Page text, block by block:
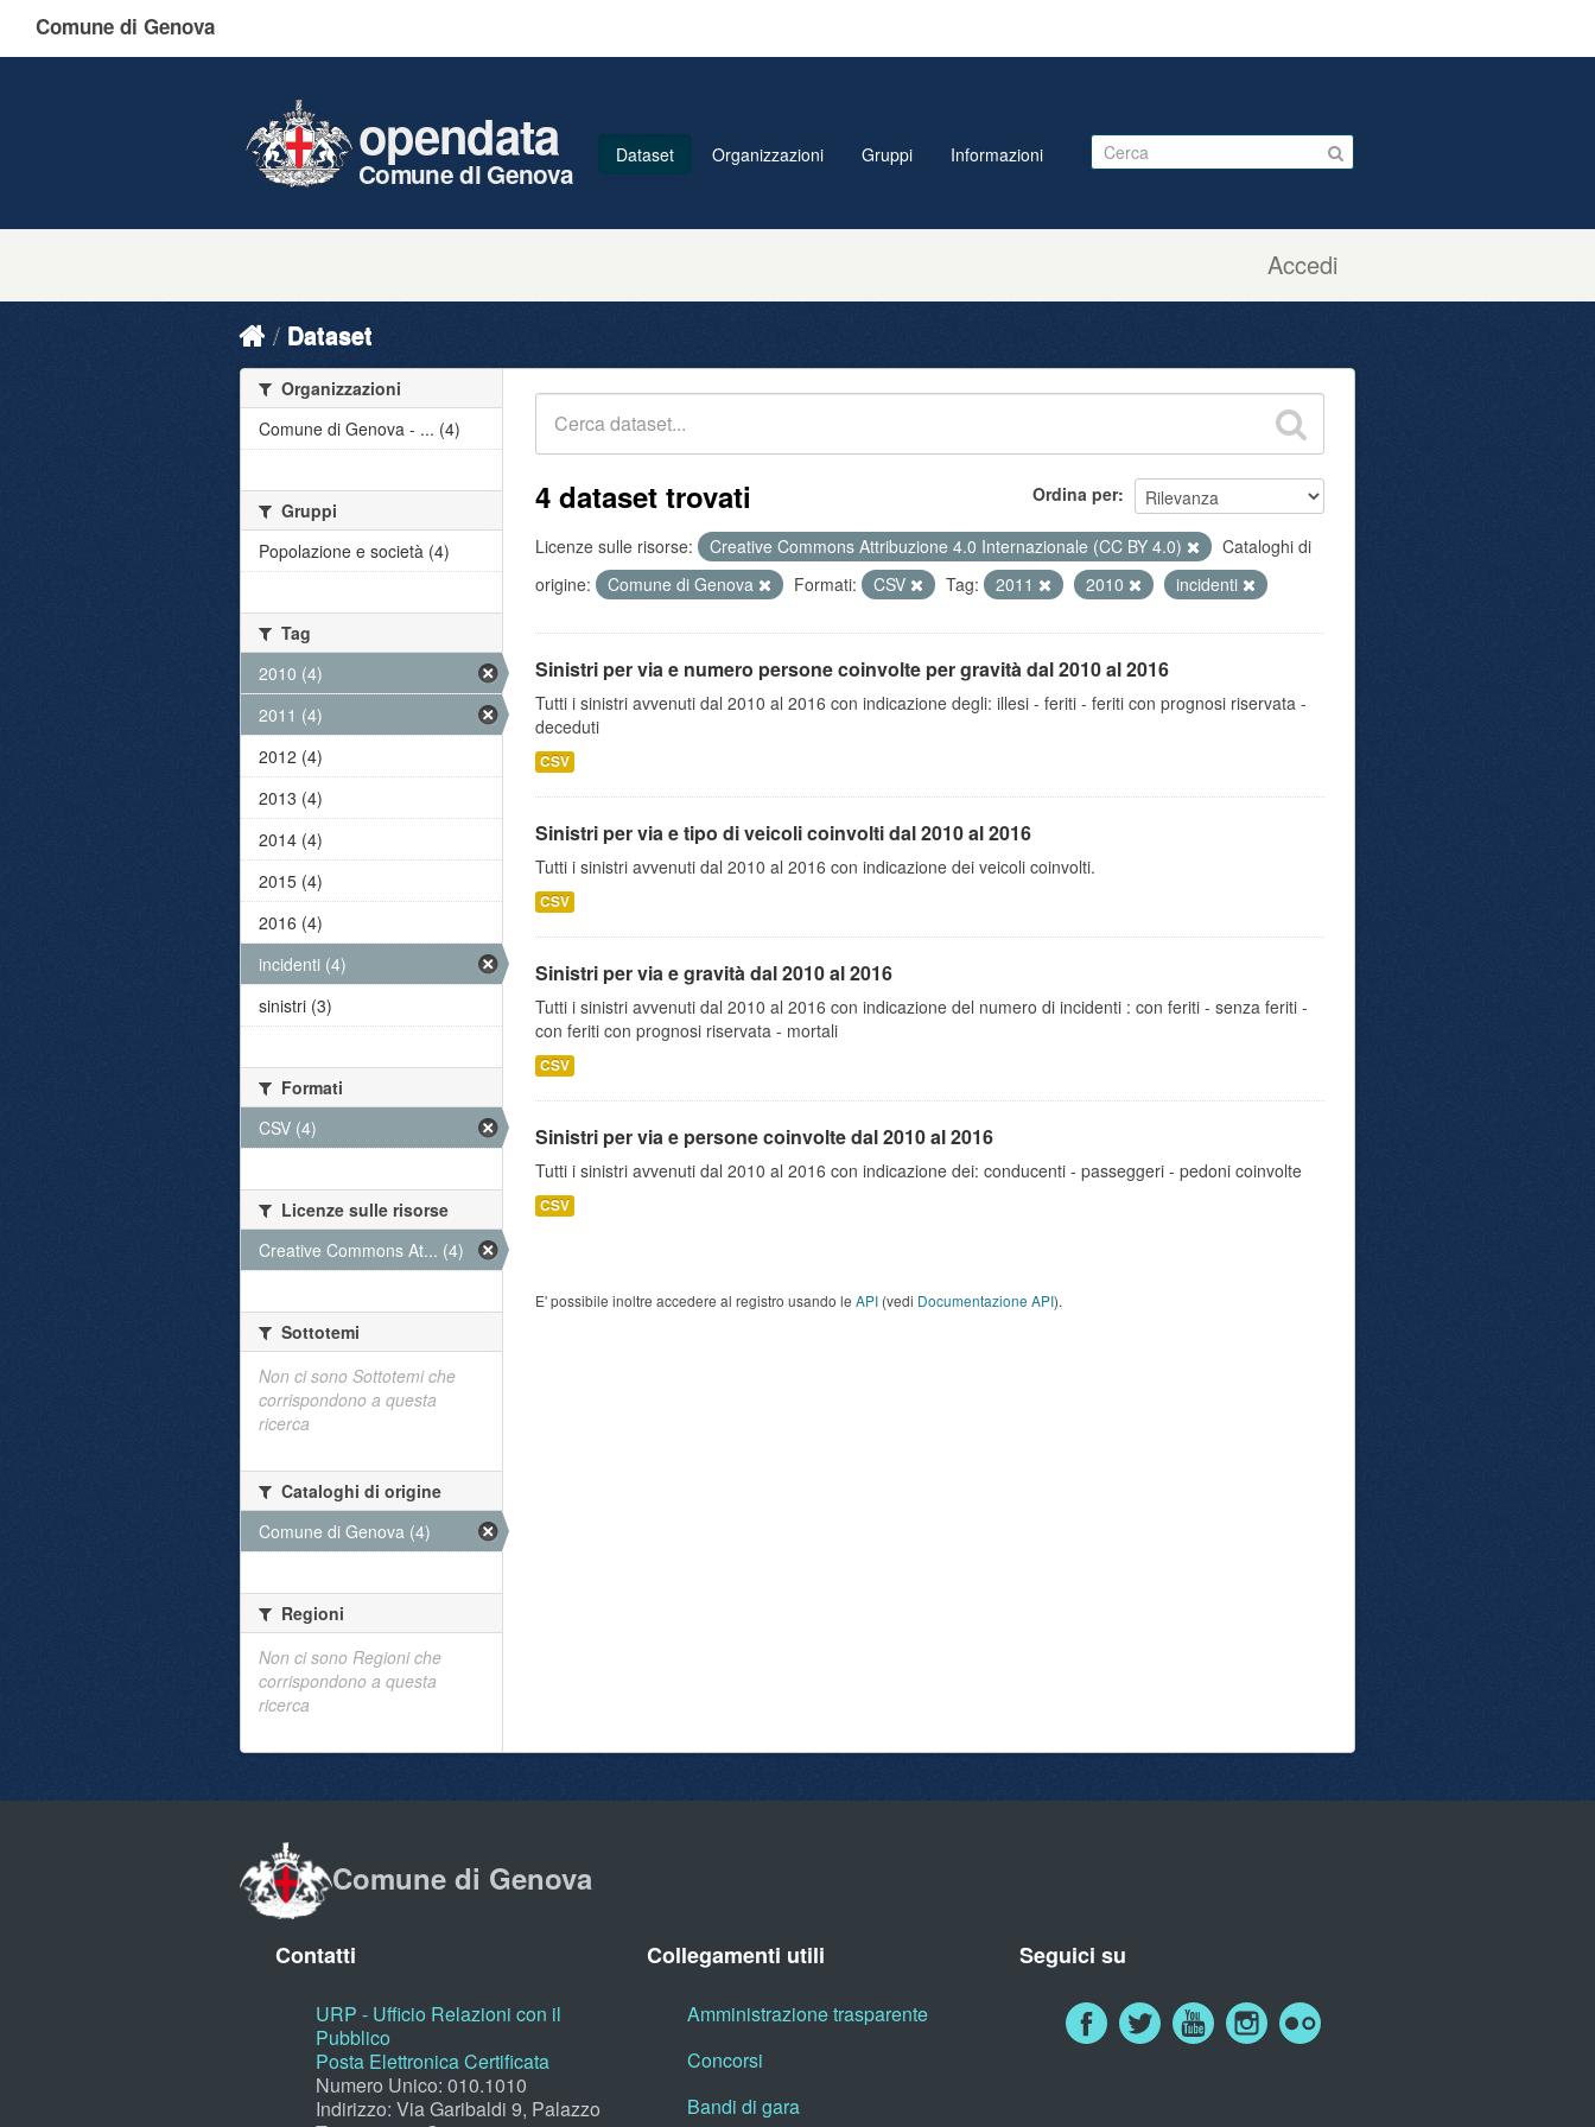
Comune di Genova
Accedi
opendata
Comune di Genova
Dataset Organizzazioni Gruppi Informazioni
Dataset
Ordina per
4 dataset trovati
Licenze sulle risorse: Creative Commons Attribuzione 4.0 Internazionale (CC BY 4.0)
Cataloghi di
origine:
Comune di Genova Formati: CSV Tag: 2011 2010 incidenti
Sinistri per via e numero persone coinvolte per gravità dal 2010 al 2016
Tutti i sinistri avvenuti dal 2010 al 2016 con indicazione degli: illesi - feriti - feriti con prognosi riservata -
deceduti
CSV
Sinistri per via e tipo di veicoli coinvolti dal 2010 al 2016
Tutti i sinistri avvenuti dal 2010 al 2016 con indicazione dei veicoli coinvolti.
CSV
Sinistri per via e gravità dal 2010 al 2016
Tutti i sinistri avvenuti dal 2010 al 2016 con indicazione del numero di incidenti : con feriti - senza feriti -
con feriti con prognosi riservata - mortali
CSV
Sinistri per via e persone coinvolte dal 2010 al 2016
Tutti i sinistri avvenuti dal 2010 al 2016 con indicazione dei: conducenti - passeggeri - pedoni coinvolte
CSV
E' possibile inoltre accedere al registro usando le API (vedi Documentazione API).
Organizzazioni
Comune di Genova - ... (4)
Gruppi
Popolazione e società (4)
Tag
2010 (4)
2011 (4)
2012 (4)
2013 (4)
2014 (4)
2015 (4)
2016 (4)
incidenti (4)
sinistri (3)
Formati
CSV (4)
Licenze sulle risorse
Creative Commons At... (4)
Sottotemi
Non ci sono Sottotemi che
corrispondono a questa
ricerca
Cataloghi di origine
Comune di Genova (4)
Regioni
Non ci sono Regioni che
corrispondono a questa
ricerca
Comune di Genova
Contatti
URP - Ufficio Relazioni con il
Pubblico
Posta Elettronica Certificata
Numero Unico: 010.1010
Indirizzo: Via Garibaldi 9, Palazzo
Collegamenti utili
Amministrazione trasparente
Concorsi
Bandi di gara
Seguici su